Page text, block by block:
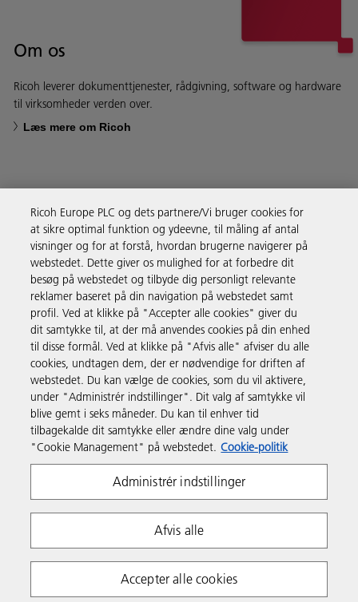
Om os
Ricoh leverer dokumenttjenester, rådgivning, software og hardware
til virksomheder verden over.
Læs mere om Ricoh
Forretningsløsninger
Produkter og services
Support & Kontakt
Ressourcer
Følg os
Fortrolighedserklæring
Anvendelsesvilkår
Whistleblowing Policy
Ricoh Europe PLC og dets partnere/Vi bruger cookies for
at sikre optimal funktion og ydeevne, til måling af antal
visninger og for at forstå, hvordan brugerne navigerer på
webstedet. Dette giver os mulighed for at forbedre dit
besøg på webstedet og tilbyde dig personligt relevante
reklamer baseret på din navigation på webstedet samt
profil. Ved at klikke på "Accepter alle cookies" giver du
dit samtykke til, at der må anvendes cookies på din enhed
til disse formål. Ved at klikke på "Afvis alle" afviser du alle
cookies, undtagen dem, der er nødvendige for driften af
webstedet. Du kan vælge de cookies, som du vil aktivere,
under "Administrér indstillinger". Dit valg af samtykke vil
blive gemt i seks måneder. Du kan til enhver tid
tilbagekalde dit samtykke eller ændre dine valg under
"Cookie Management" på webstedet. Cookie-politik
Administrér indstillinger
Afvis alle
Accepter alle cookies